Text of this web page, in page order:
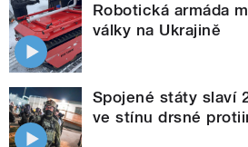
Robotická armáda
války na Ukrajině
Spojené státy slaví
ve stínu drsné